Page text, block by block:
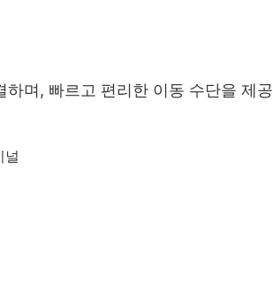
며, 빠르고 편리한 이동 수단을 제공
널